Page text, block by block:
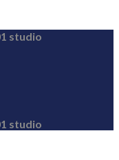
studio
studio